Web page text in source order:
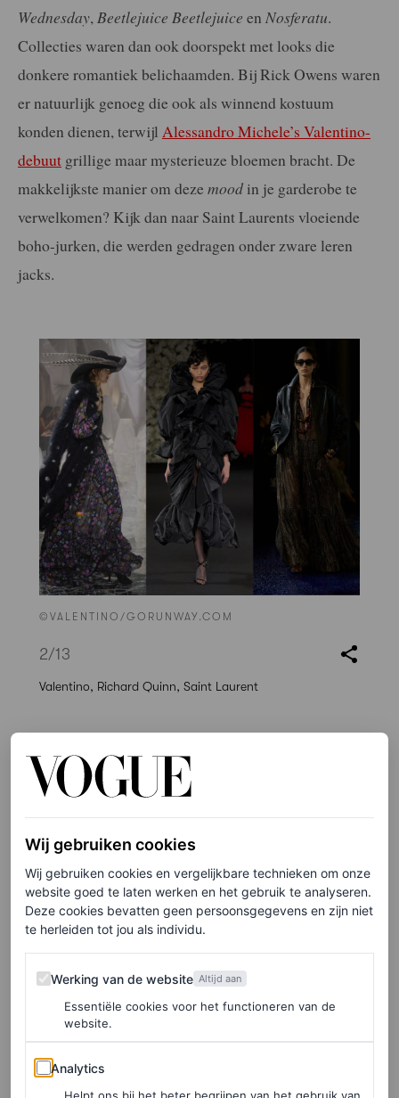
Wednesday, Beetlejuice Beetlejuice en Nosferatu.
Collecties waren dan ook doorspekt met looks die
donkere romantiek belichaamden. Bij Rick Owens waren
er natuurlijk genoeg die ook als winnend kostuum
konden dienen, terwijl Alessandro Michele’s Valentino-
debuut grillige maar mysterieuze bloemen bracht. De
makkelijkste manier om deze mood in je garderobe te
verwelkomen? Kijk dan naar Saint Laurents vloeiende
boho-jurken, die werden gedragen onder zware leren
jacks.
©VALENTINO/GORUNWAY.COM
2/13
Valentino, Richard Quinn, Saint Laurent
Mode houdt van hybride vormen en dit seizoen trekken
skorts,skousersen broeken met één broekspijp onze
aandacht. Zie: Matthieu Blazy’s geraffineerde kijk op de
trend, verheven in een strak, volledig zwart silhouet.
Terwijl er veel hybride versies werden aangeboden, was
er ook eindeloze stylinginspiratie in de vorm van
– voornamelijk midi en mini – gedragen over jeansen
getailleerde broeken. Waarom kiezen als je ze allebei
kunt dragen?
Wij gebruiken cookies
Wij gebruiken cookies en vergelijkbare technieken om onze
website goed te laten werken en het gebruik te analyseren.
Deze cookies bevatten geen persoonsgegevens en zijn niet
te herleiden tot jou als individu.
Werking van de website
Werking van de website Altijd aan
Essentiële cookies voor het functioneren van de
website.
Analytics
Analytics